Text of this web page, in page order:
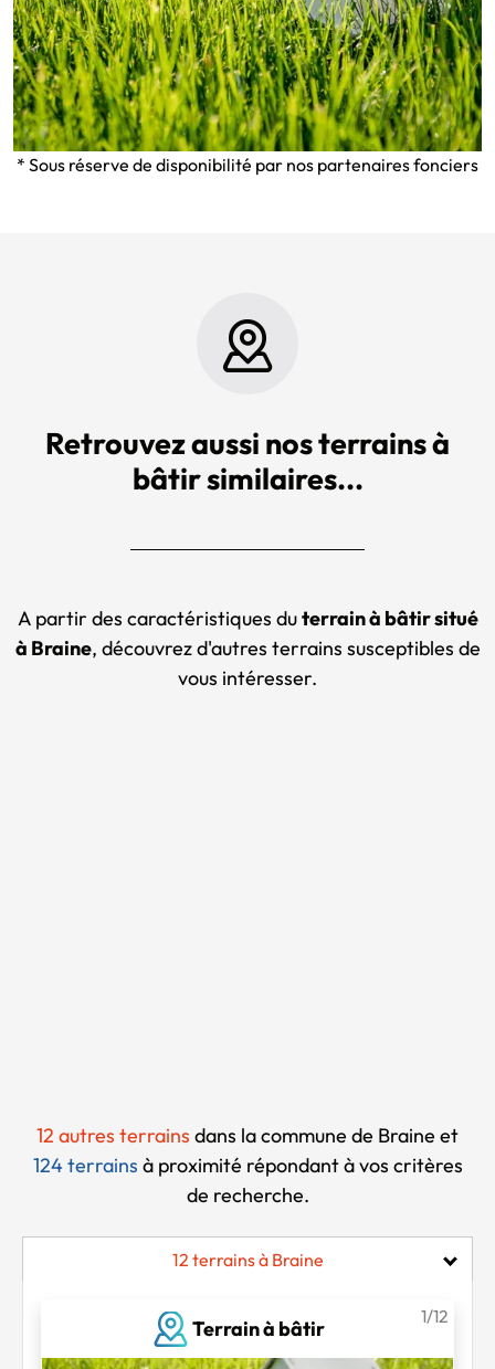
* Sous réserve de disponibilité par nos partenaires fonciers
Retrouvez aussi nos terrains à
bâtir similaires...
A partir des caractéristiques duterrain à bâtir situé
à Braine, découvrez d'autres terrains susceptibles de
vous intéresser.
12 autres terrains dans la commune de Braine et
124 terrains à proximité répondant à vos critères
de recherche.
12 terrains à Braine
Terrain à bâtir
1/12